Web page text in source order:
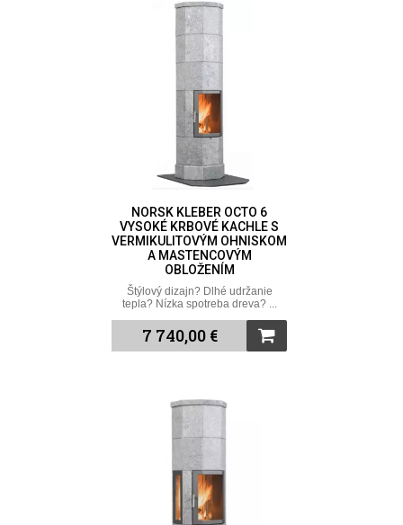
NORSK KLEBER OCTO 6
VYSOKÉ KRBOVÉ KACHLE S
VERMIKULITOVÝM OHNISKOM
A MASTENCOVÝM
OBLOŽENÍM
Štýlový dizajn? Dlhé udržanie
tepla? Nízka spotreba dreva? ...
7 740,00 €